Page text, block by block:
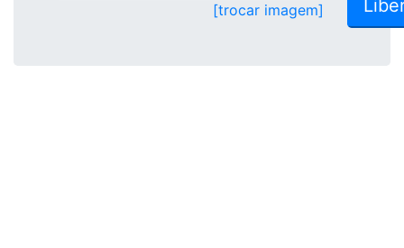
[trocar imagem]